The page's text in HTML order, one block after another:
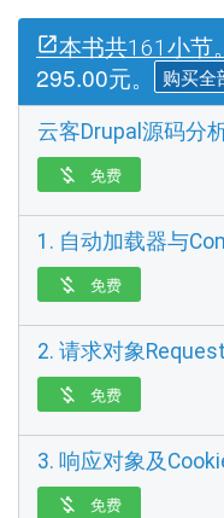
本书共161小节。
295.00元。
购买全
云客Drupal源码分
 免费
1. 自动加载器与
 免费
2. 请求对象
 免费
3. 响应对象及
 免费